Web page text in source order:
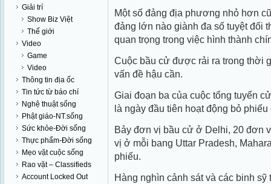
Giải trí
Show Biz Việt
Thế giới
Video
Game
Video
Thông tin địa ốc
Tin tức từ báo chí
Nghệ thuật sống
Phật giáo-NT.sống
Sức khỏe-Đời sống
Thực phẩm-Đời sống
Mẹo vặt cuộc sống
Rao vặt – Classifieds
Account Locked Out
Một số đảng địa phương nhỏ hơn
đảng lớn nào giành đa số tuyệt đối
quan trọng trong việc hình thành
Cuộc bầu cử được rải ra trong thời
vấn đề hậu cần.
Giai đoạn ba của cuộc tổng tuyển
là ngày đầu tiên hoạt động bỏ
Bảy đơn vị bầu cử ở Delhi, 20 đơn
vị ở mỗi bang Uttar Pradesh,
phiếu.
Hàng nghìn cảnh sát và các binh